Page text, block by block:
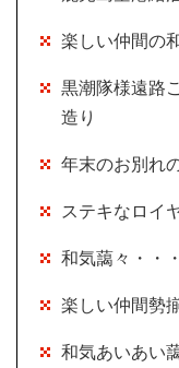
楽しい仲間の
黒潮隊様遠路
造り
年末のお別れ
ステキなロイ
和気藹々・・
楽しい仲間勢
和気あいあい